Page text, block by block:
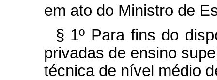
em ato do Ministro de
§ 1º Para fins do
privadas de ensino
técnica de nível médio